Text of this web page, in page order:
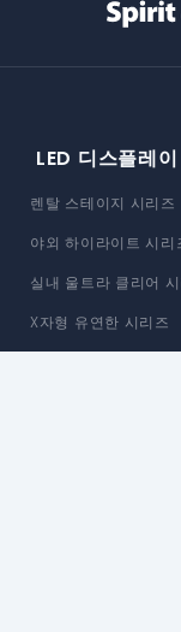
LED 디스플레이
렌탈 스테이지 시리즈
야외 하이라이트 시리
실내 울트라 클리어
X자형 유연한 시리즈